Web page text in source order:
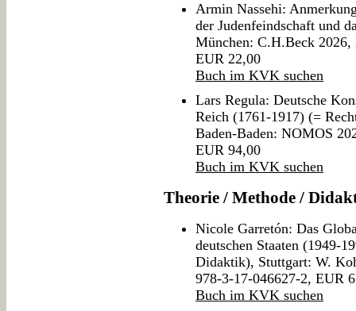
Armin Nassehi:
der Judenfeindschaft und
München: C.H.Beck
EUR 22,00
Buch im KVK suchen
Lars Regula: Deutsche
Reich (1761-1917) (=
Baden-Baden: NOMOS
EUR 94,00
Buch im KVK suchen
Theorie / Methode /
Nicole Garretón: Das
deutschen Staaten (1949-
Didaktik), Stuttgart: W.
978-3-17-046627-2, EUR
Buch im KVK suchen